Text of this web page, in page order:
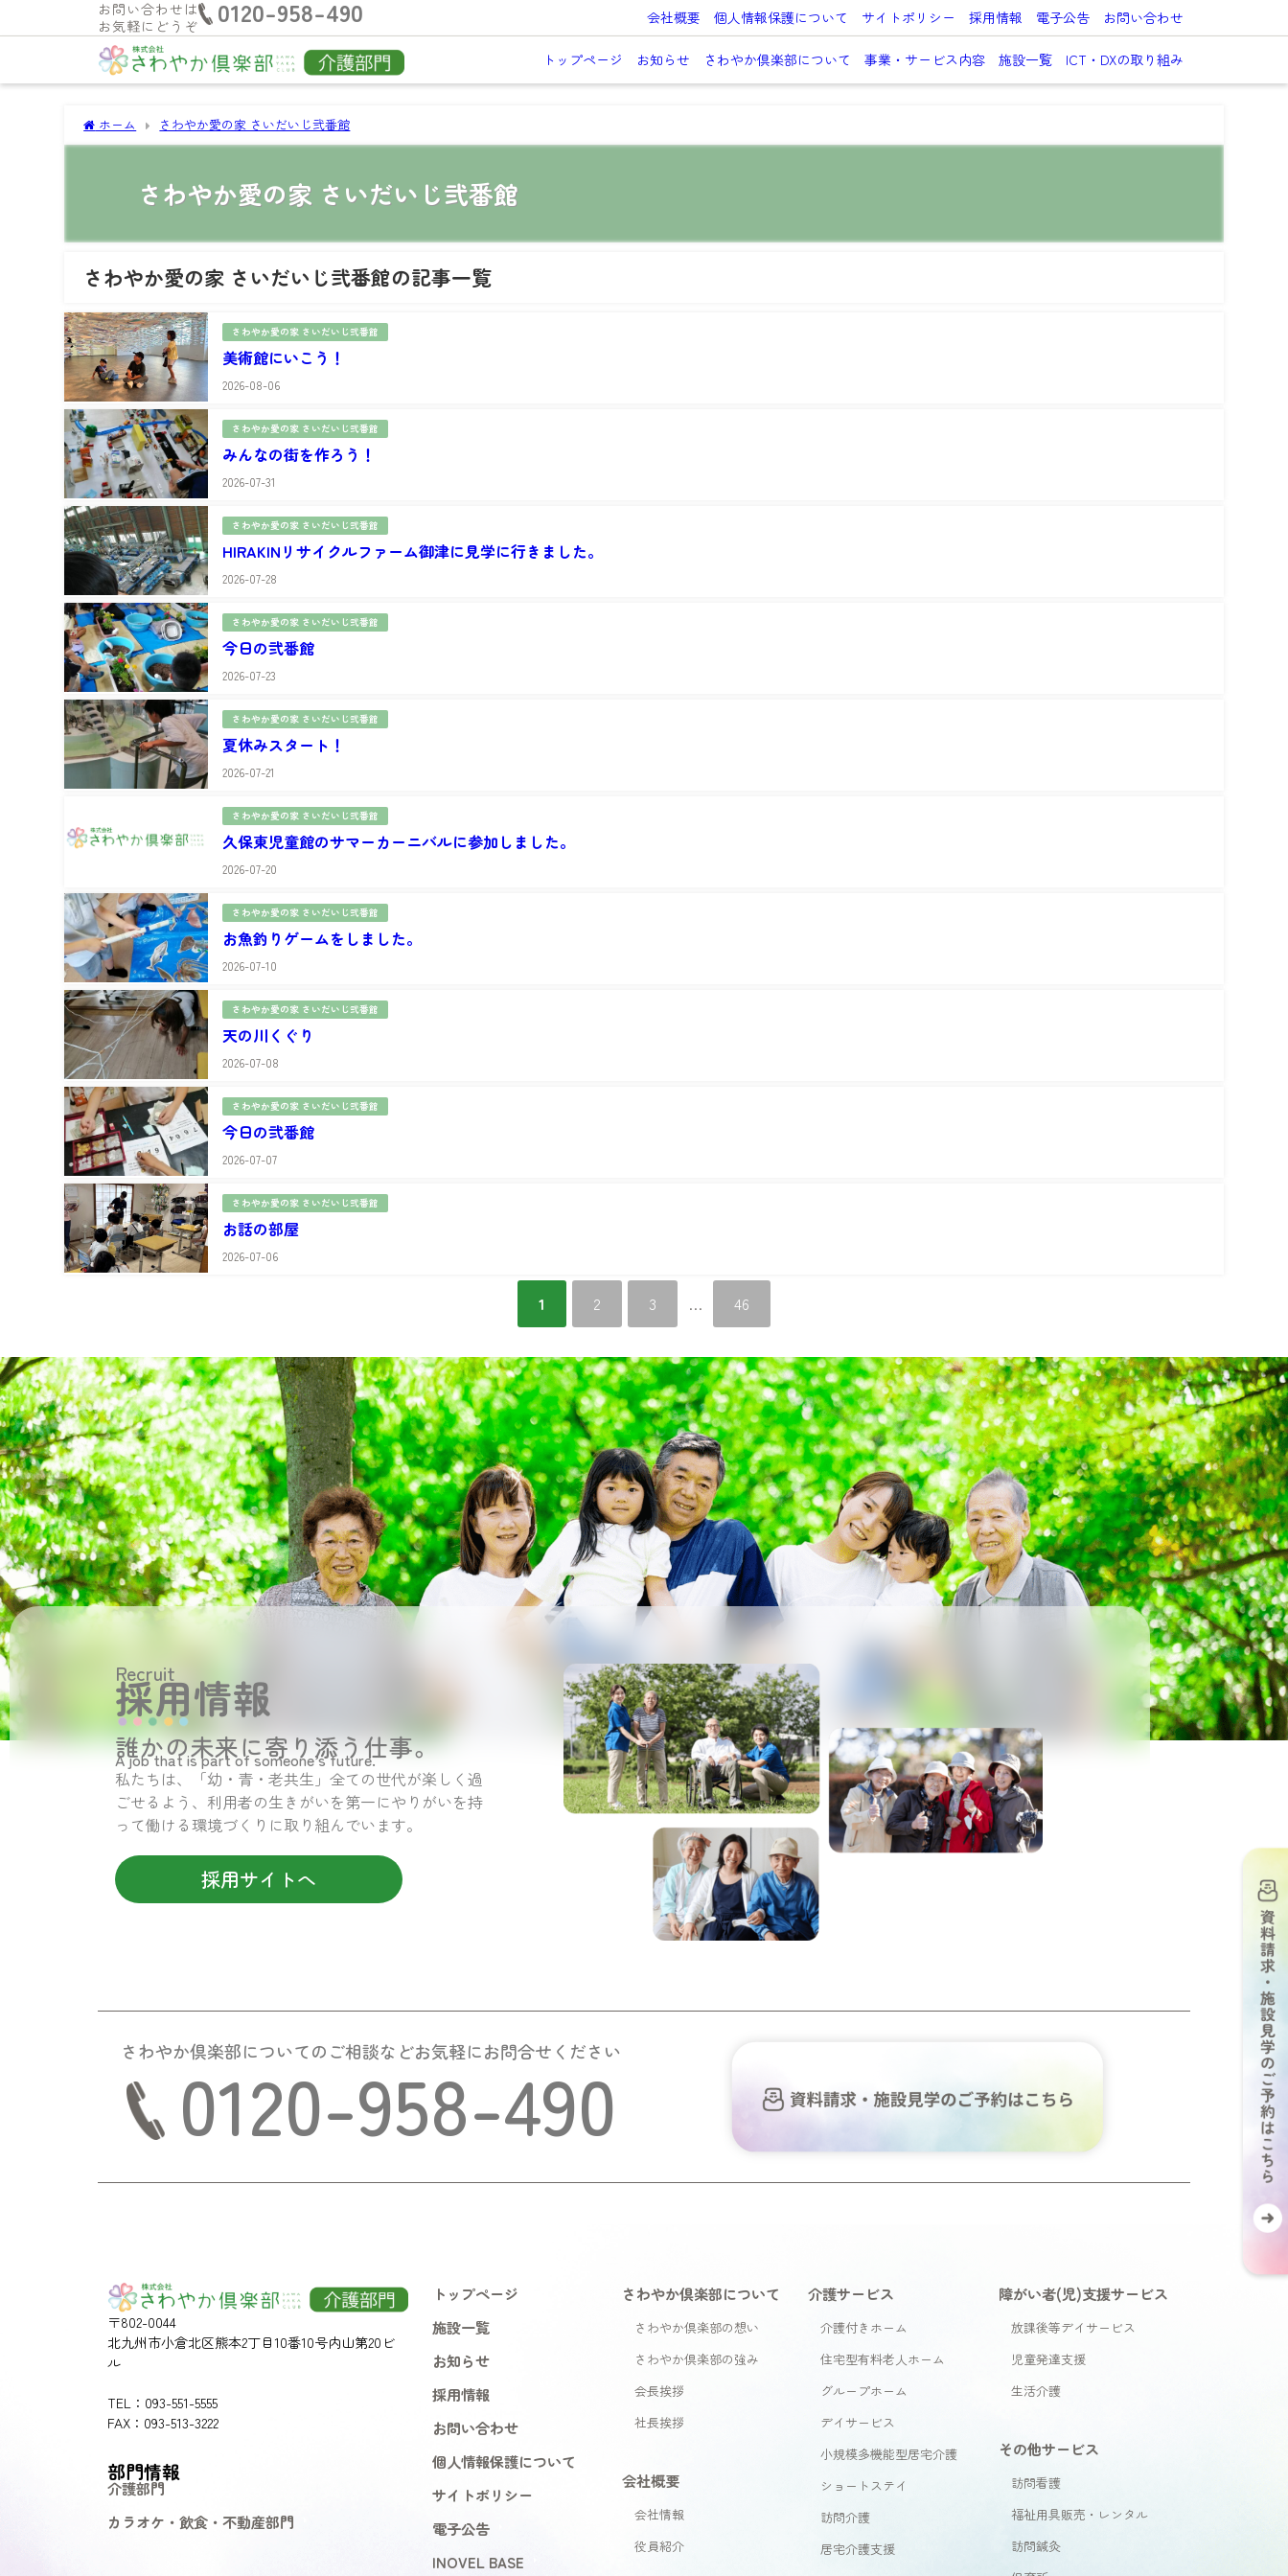
お問い合わせは
お気軽にどうぞ
0120-958-490 会社概要 個人情報保護について サイトポリシー 採用情報 電子公告 お問い合わせ
トップページ お知らせ さわやか倶楽部について 事業・サービス内容 施設一覧 ICT・DXの取り組み
ホーム さわやか愛の家 さいだいじ弐番館
さわやか愛の家 さいだいじ弐番館
さわやか愛の家 さいだいじ弐番館の記事一覧
さわやか愛の家 さいだいじ弐番館
美術館にいこう！
2026-08-06
さわやか愛の家 さいだいじ弐番館
みんなの街を作ろう！
2026-07-31
さわやか愛の家 さいだいじ弐番館
HIRAKINリサイクルファーム御津に見学に行きました。
2026-07-28
さわやか愛の家 さいだいじ弐番館
今日の弐番館
2026-07-23
さわやか愛の家 さいだいじ弐番館
夏休みスタート！
2026-07-21
さわやか愛の家 さいだいじ弐番館
久保東児童館のサマーカーニバルに参加しました。
2026-07-20
さわやか愛の家 さいだいじ弐番館
お魚釣りゲームをしました。
2026-07-10
さわやか愛の家 さいだいじ弐番館
天の川くぐり
2026-07-08
さわやか愛の家 さいだいじ弐番館
今日の弐番館
2026-07-07
さわやか愛の家 さいだいじ弐番館
お話の部屋
2026-07-06
1 2 3 … 46
Recruit
採用情報
誰かの未来に寄り添う仕事。
A job that is part of someone’s future.
私たちは、「幼・青・老共生」全ての世代が楽しく過
ごせるよう、利用者の生きがいを第一にやりがいを持
って働ける環境づくりに取り組んでいます。
採用サイトへ
さわやか倶楽部についてのご相談などお気軽にお問合せください
0120-958-490
〒802-0044
北九州市小倉北区熊本2丁目10番10号内山第20ビ
ル
TEL：093-551-5555
FAX：093-513-3222
部門情報
介護部門
カラオケ・飲食・不動産部門
トップページ
施設一覧
お知らせ
採用情報
お問い合わせ
個人情報保護について
サイトポリシー
電子公告
INOVEL BASE
さわやか倶楽部について
さわやか倶楽部の想い
さわやか倶楽部の強み
会長挨拶
社長挨拶
会社概要
会社情報
役員紹介
介護サービス
介護付きホーム
住宅型有料老人ホーム
グループホーム
デイサービス
小規模多機能型居宅介護
ショートステイ
訪問介護
居宅介護支援
障がい者(児)支援サービス
放課後等デイサービス
児童発達支援
生活介護
その他サービス
訪問看護
福祉用具販売・レンタル
訪問鍼灸